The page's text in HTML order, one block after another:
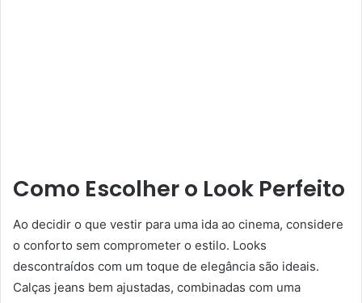
Como Escolher o Look Perfeito
Ao decidir o que vestir para uma ida ao cinema, considere
o conforto sem comprometer o estilo. Looks
descontraídos com um toque de elegância são ideais.
Calças jeans bem ajustadas, combinadas com uma